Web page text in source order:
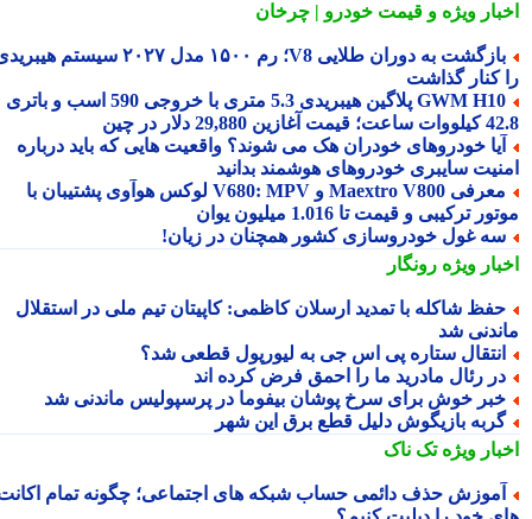
ویژهو قیمت خودرو | چرخان
بازگشت به دوران طلایی V8؛ رم ۱۵۰۰ مدل ۲۰۲۷ سیستم هیبریدی
کنار گذاشت
GWM H10 پلاگین هیبریدی 5.3 متری با خروجی 590 اسب و باتری
29,880 دلار در چین
خودروهای خودران هک می شوند؟ واقعیت هایی که باید درباره
سایبری خودروهای هوشمند بدانید
معرفی Maextro V800 و V680: MPV لوکس هوآوی پشتیبان با
ترکیبی و قیمت تا 1.016 میلیون یوان
غول خودروسازی کشور همچنان در زیان!
ویژهرونگار
شاکله با تمدید ارسلان کاظمی: کاپیتان تیم ملی در استقلال
شد
ستاره پی اس جی به لیورپول قطعی شد؟
رئال مادرید ما را احمق فرض کرده اند
خوش برای سرخ پوشان بیفوما در پرسپولیس ماندنی شد
بازیگوش دلیل قطع برق این شهر
ویژهتک ناک
حذف دائمی حساب شبکه های اجتماعی؛ چگونه تمام اکانت